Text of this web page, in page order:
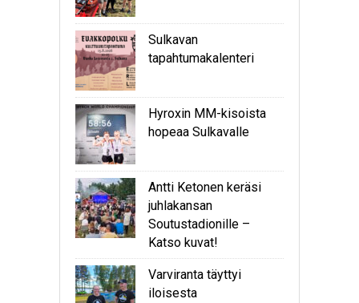
Sulkavan
tapahtumakalenteri
Hyroxin MM-kisoista
hopeaa Sulkavalle
Antti Ketonen keräsi
juhlakansan
Soutustadionille –
Katso kuvat!
Varviranta täyttyi
iloisesta